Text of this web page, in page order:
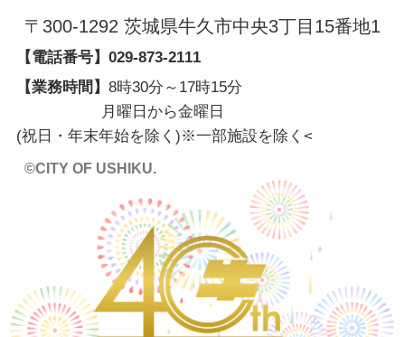
〒300-1292 茨城県牛久市中央3丁目15番地1
【電話番号】 029-873-2111
【業務時間】 8時30分～17時15分
月曜日から金曜日
(祝日・年末年始を除く)※一部施設を除く <
©CITY OF USHIKU.